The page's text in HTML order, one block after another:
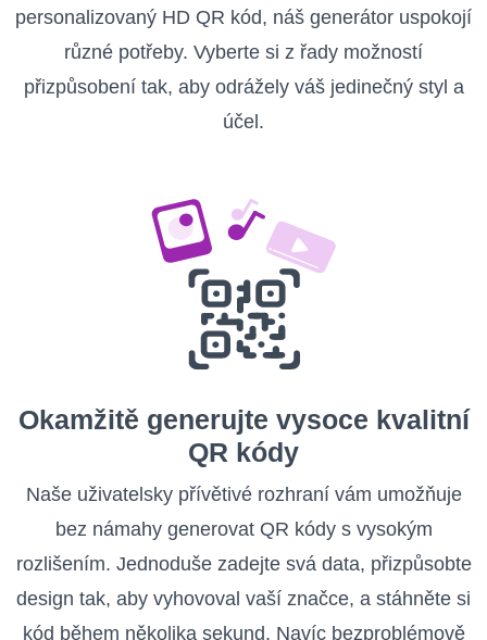
personalizovaný HD QR kód, náš generátor uspokojí
různé potřeby. Vyberte si z řady možností
přizpůsobení tak, aby odrážely váš jedinečný styl a
účel.
Okamžitě generujte vysoce kvalitní
QR kódy
Naše uživatelsky přívětivé rozhraní vám umožňuje
bez námahy generovat QR kódy s vysokým
rozlišením. Jednoduše zadejte svá data, přizpůsobte
design tak, aby vyhovoval vaší značce, a stáhněte si
kód během několika sekund. Navíc bezproblémově